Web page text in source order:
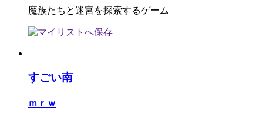
魔族たちと迷宮を探索するゲーム
すごい南
ｍｒｗ